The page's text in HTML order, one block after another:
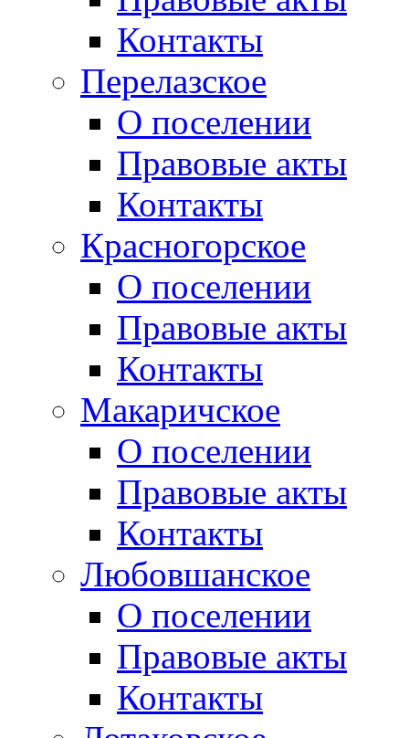
Контакты
Перелазское
О поселении
Правовые акты
Контакты
Красногорское
О поселении
Правовые акты
Контакты
Макаричское
О поселении
Правовые акты
Контакты
Любовшанское
О поселении
Правовые акты
Контакты